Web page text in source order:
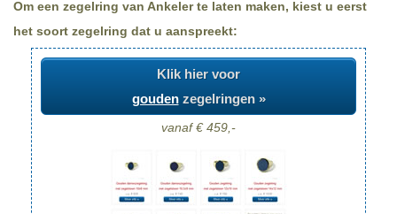
Om een zegelring van Ankeler te laten maken, kiest u eerst
het soort zegelring dat u aanspreekt:
Klik hier voor
goudenzegelringen »
vanaf € 459,-